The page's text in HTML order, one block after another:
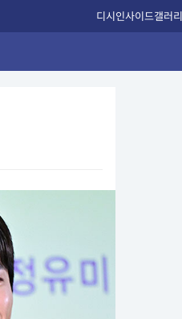
디시인사이드갤러리